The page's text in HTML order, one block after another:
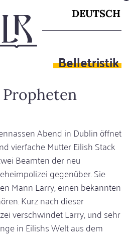
DEUTSCH
Belletristik
Propheten
Abend in Dublin öffnet
vierfache Mutter Eilish Stack
Beamten der neu
gegenüber. Sie
Mann Larry, einen bekannten
Kurz nach dieser
verschwindet Larry, und sehr
in Eilishs Welt aus dem